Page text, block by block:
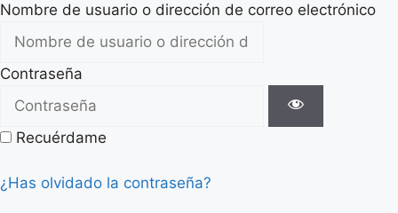
Nombre de usuario o dirección de correo electrónico
Contraseña
Recuérdame
¿Has olvidado la contraseña?